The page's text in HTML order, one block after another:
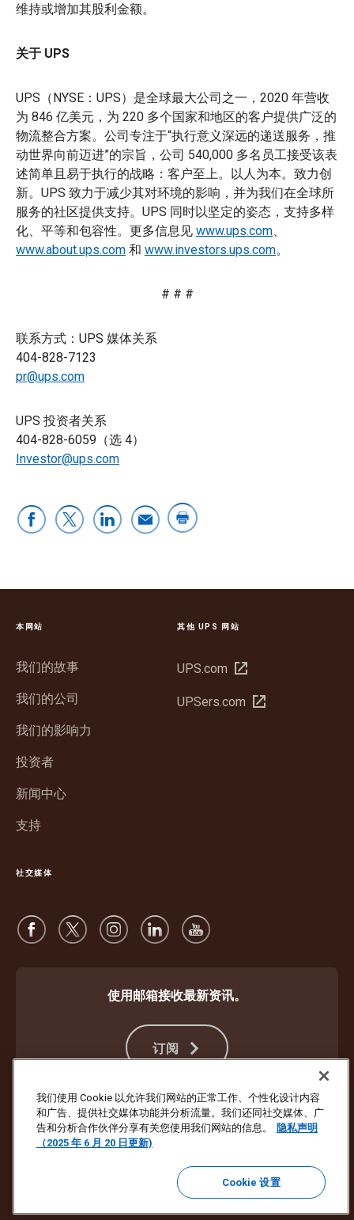
维持或增加其股利金额。
关于 UPS
UPS（NYSE：UPS）是全球最大公司之一，2020 年营收
为 846 亿美元，为 220 多个国家和地区的客户提供广泛的
物流整合方案。公司专注于“执行意义深远的递送服务，推
动世界向前迈进”的宗旨，公司 540,000 多名员工接受该表
述简单且易于执行的战略：客户至上。以人为本。致力创
新。UPS 致力于减少其对环境的影响，并为我们在全球所
服务的社区提供支持。UPS 同时以坚定的姿态，支持多样
化、平等和包容性。更多信息见 www.ups.com、
www.about.ups.com 和 www.investors.ups.com。
# # #
联系方式：UPS 媒体关系
404-828-7123
pr@ups.com
UPS 投资者关系
404-828-6059（选 4）
Investor@ups.com
本网站
我们的故事
我们的公司
我们的影响力
投资者
新闻中心
支持
其他 UPS 网站
UPS.com 在
窗
UPSers.com 在
社交媒体
使用邮箱接收最新资讯。
订阅
防止欺诈 条款与条件 网站使用条款 隐私声明 Cookie 设置
版权所有 ©1994 - 2026 United Parcel Service of America, Inc. 保留所有
权利。不想再通过电子邮件收到最新资讯？ 请点击此处取消订阅
若要更新所有其他 UPS 电子邮件偏好或取消订阅 UPS 市场营销电子邮
请点击此处。
我们使用 Cookie 以允许我们网站的正常工作、个性化设计内容
和广告、提供社交媒体功能并分析流量。我们还同社交媒体、广
告和分析合作伙伴分享有关您使用我们网站的信息。
隐私声明
（2025 年 6 月 20 日更新)
Cookie 设置